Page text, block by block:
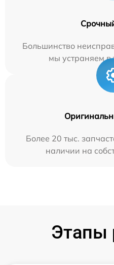
Большинство
мы устраняем в
Более 20 тыс.
наличии на
Этапы